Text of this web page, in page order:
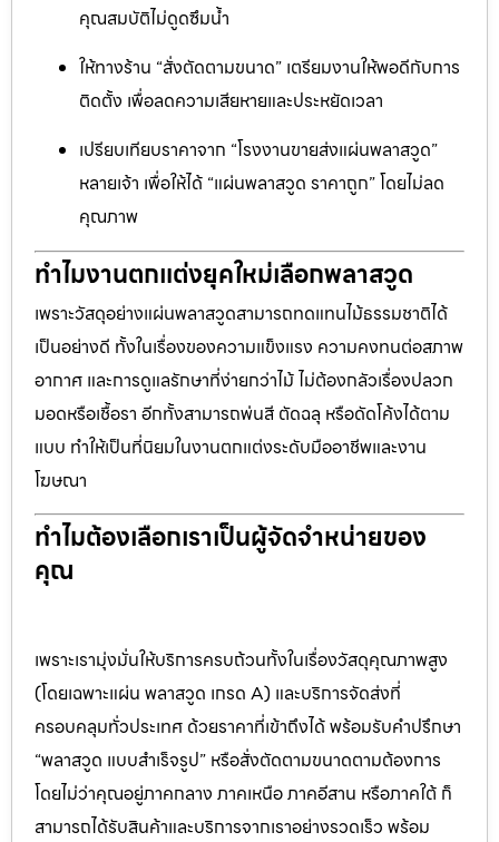
คุณสมบัติไม่ดูดซึมน้ำ
ให้ทางร้าน “สั่งตัดตามขนาด” เตรียมงานให้พอดีกับการ
ติดตั้ง เพื่อลดความเสียหายและประหยัดเวลา
เปรียบเทียบราคาจาก “โรงงานขายส่งแผ่นพลาสวูด”
หลายเจ้า เพื่อให้ได้ “แผ่นพลาสวูด ราคาถูก” โดยไม่ลด
คุณภาพ
ทำไมงานตกแต่งยุคใหม่เลือกพลาสวูด
เพราะวัสดุอย่างแผ่นพลาสวูดสามารถทดแทนไม้ธรรมชาติได้
เป็นอย่างดี ทั้งในเรื่องของความแข็งแรง ความคงทนต่อสภาพ
อากาศ และการดูแลรักษาที่ง่ายกว่าไม้ ไม่ต้องกลัวเรื่องปลวก
มอดหรือเชื้อรา อีกทั้งสามารถพ่นสี ตัดฉลุ หรือดัดโค้งได้ตาม
แบบ ทำให้เป็นที่นิยมในงานตกแต่งระดับมืออาชีพและงาน
โฆษณา
ทำไมต้องเลือกเราเป็นผู้จัดจำหน่ายของ
คุณ
เพราะเรามุ่งมั่นให้บริการครบถ้วนทั้งในเรื่องวัสดุคุณภาพสูง
(โดยเฉพาะแผ่น พลาสวูด เกรด A) และบริการจัดส่งที่
ครอบคลุมทั่วประเทศ ด้วยราคาที่เข้าถึงได้ พร้อมรับคำปรึกษา
“พลาสวูด แบบสำเร็จรูป” หรือสั่งตัดตามขนาดตามต้องการ
โดยไม่ว่าคุณอยู่ภาคกลาง ภาคเหนือ ภาคอีสาน หรือภาคใต้ ก็
สามารถได้รับสินค้าและบริการจากเราอย่างรวดเร็ว พร้อม